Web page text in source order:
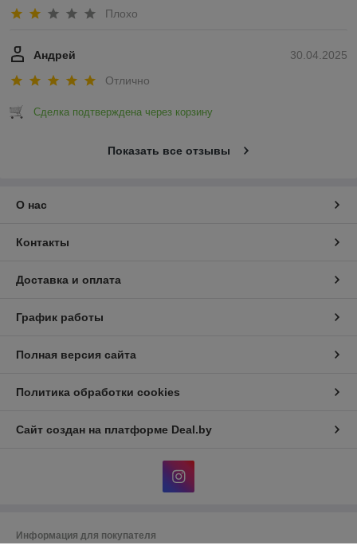
Плохо
30.04.2025
Андрей
Отлично
Сделка подтверждена через корзину
Показать все отзывы
О нас
Контакты
Доставка и оплата
График работы
Полная версия сайта
Политика обработки cookies
Сайт создан на платформе Deal.by
Информация для покупателя